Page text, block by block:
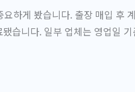
하게 봤습니다. 출장 매입 후
습니다. 일부 업체는 영업일